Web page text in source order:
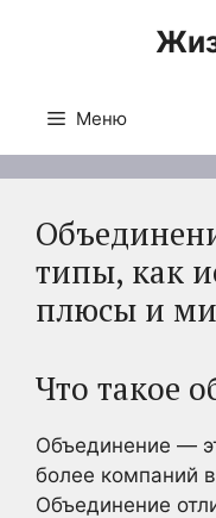
Меню
типы, как
плюсы и
Что такое
Объединение —
более компаний
Объединение